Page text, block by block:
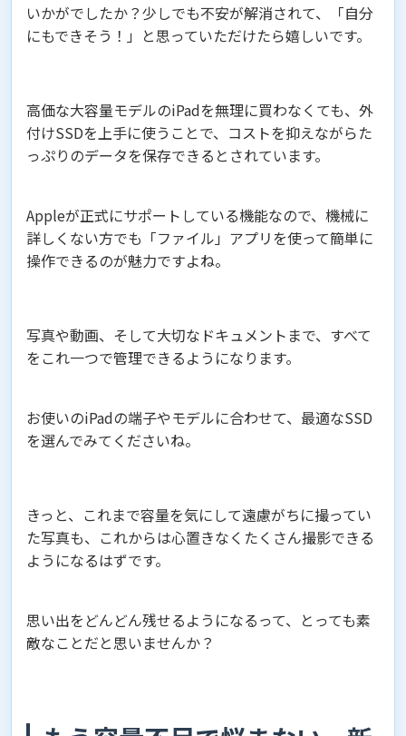
いかがでしたか？少しでも不安が解消されて、「自分
にもできそう！」と思っていただけたら嬉しいです。
高価な大容量モデルのiPadを無理に買わなくても、外
付けSSDを上手に使うことで、コストを抑えながらた
っぷりのデータを保存できるとされています。
Appleが正式にサポートしている機能なので、機械に
詳しくない方でも「ファイル」アプリを使って簡単に
操作できるのが魅力ですよね。
写真や動画、そして大切なドキュメントまで、すべて
をこれ一つで管理できるようになります。
お使いのiPadの端子やモデルに合わせて、最適なSSD
を選んでみてくださいね。
きっと、これまで容量を気にして遠慮がちに撮ってい
た写真も、これからは心置きなくたくさん撮影できる
ようになるはずです。
思い出をどんどん残せるようになるって、とっても素
敵なことだと思いませんか？